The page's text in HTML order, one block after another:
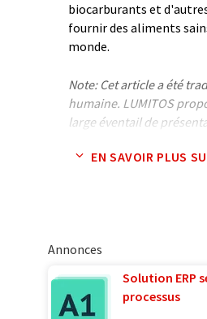
biocarburants et
fournir des aliments
monde.
Note: Cet article a été
humaine. LUMITOS
large éventail de
syntaxe ou de
EN SAVOIR PLUS
Annonces
Solution ERP
processus